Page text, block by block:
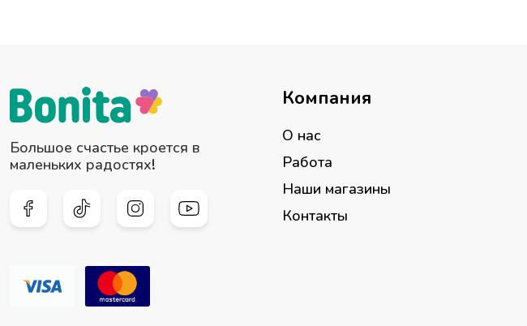
Большое счастье кроется в
маленьких радостях!
Компания
О нас
Работа
Наши магазины
Контакты